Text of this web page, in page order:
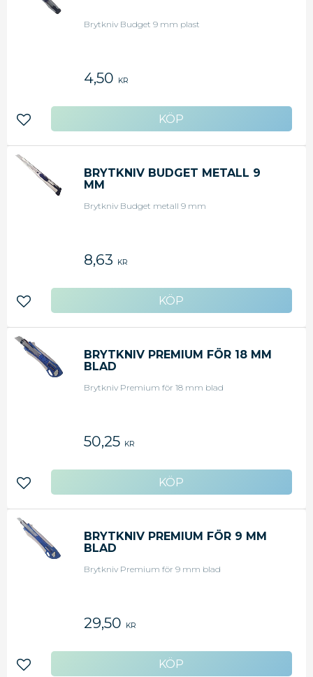
Brytkniv Budget 9 mm plast
4,50 KR
Lägg till i favoriter
BRYTKNIV BUDGET METALL 9
MM
Brytkniv Budget metall 9 mm
8,63 KR
Lägg till i favoriter
BRYTKNIV PREMIUM FÖR 18 MM
BLAD
Brytkniv Premium för 18 mm blad
50,25 KR
Lägg till i favoriter
BRYTKNIV PREMIUM FÖR 9 MM
BLAD
Brytkniv Premium för 9 mm blad
29,50 KR
Lägg till i favoriter